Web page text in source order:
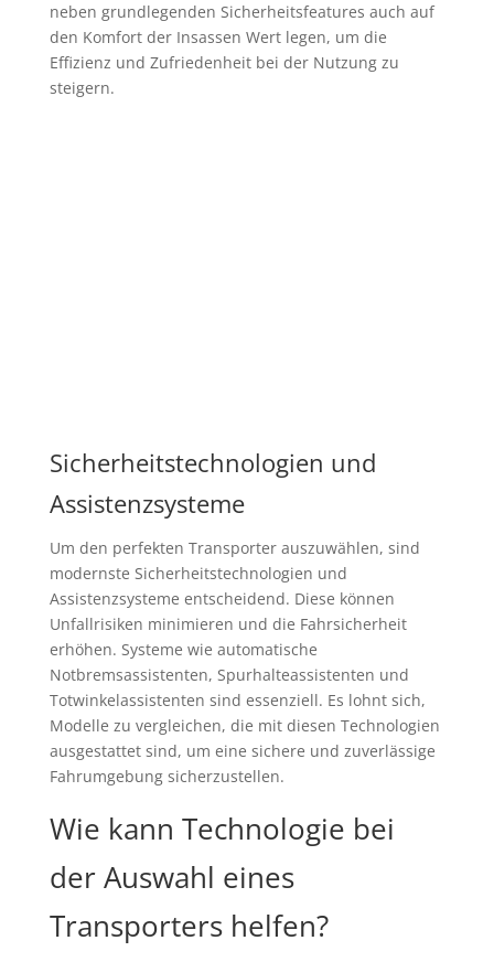
neben grundlegenden Sicherheitsfeatures auch auf
den Komfort der Insassen Wert legen, um die
Effizienz und Zufriedenheit bei der Nutzung zu
steigern.
Sicherheitstechnologien und
Assistenzsysteme
Um den perfekten Transporter auszuwählen, sind
modernste Sicherheitstechnologien und
Assistenzsysteme entscheidend. Diese können
Unfallrisiken minimieren und die Fahrsicherheit
erhöhen. Systeme wie automatische
Notbremsassistenten, Spurhalteassistenten und
Totwinkelassistenten sind essenziell. Es lohnt sich,
Modelle zu vergleichen, die mit diesen Technologien
ausgestattet sind, um eine sichere und zuverlässige
Fahrumgebung sicherzustellen.
Wie kann Technologie bei
der Auswahl eines
Transporters helfen?